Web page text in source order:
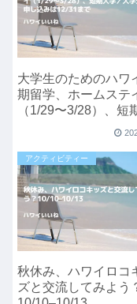
大学生のためのハワ
期留学、ホームステ
（1/29〜3/28）、短
／大学生対象申し込
アクティビティー
秋休み、ハワイロコ
ズと交流してみよう